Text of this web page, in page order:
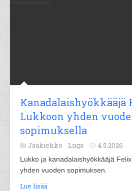
Kanadalaishyökkääjä
Lukkoon yhden
sopimuksella
Jääkiekko - Liiga 4.5.2026
Lukko ja kanadalaishyökkääjä
yhden vuoden sopimuksen.
Lue lisää